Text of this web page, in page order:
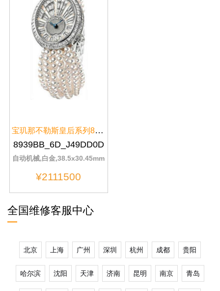
宝玑那不勒斯皇后系列8939BB/6D/J...
8939BB_6D_J49DD0D
自动机械,白金,38.5x30.45mm
¥2111500
全国维修客服中心
北京 上海 广州 深圳 杭州 成都 贵阳
哈尔滨 沈阳 天津 济南 昆明 南京 青岛